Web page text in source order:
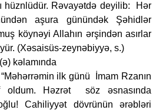
hüznlüdür. Rəvayətdə deyilib: Hər
aşura günündək Şəhidlər
köynəyi Allahın ərşindən asırlar
(Xəsaisüs-zeynəbiyyə, s.)
kəlamında
ilk günü İmam Rzanın
oldum. Həzrət söz əsnasında
Cahiliyyət dövrünün ərəbləri